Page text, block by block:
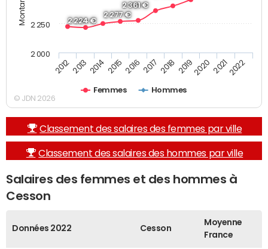
2 224 €
2 277 €
2 361 €
Femmes Hommes
2012 2013 2014 2015 2016 2017 2018 20192020 20212022
2 000
2 250
© JDN 2026
Classement des salaires des femmes par ville
Classement des salaires des hommes par ville
Salaires des femmes et des hommes à
Cesson
Données 2022 Cesson
Moyenne
France